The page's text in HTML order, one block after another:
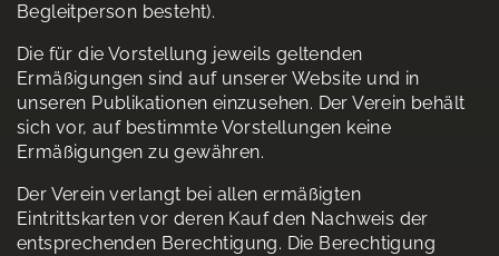
Begleitperson besteht).
Die für die Vorstellung jeweils geltenden
Ermäßigungen sind auf unserer Website und in
unseren Publikationen einzusehen. Der Verein behält
sich vor, auf bestimmte Vorstellungen keine
Ermäßigungen zu gewähren.
Der Verein verlangt bei allen ermäßigten
Eintrittskarten vor deren Kauf den Nachweis der
entsprechenden Berechtigung. Die Berechtigung